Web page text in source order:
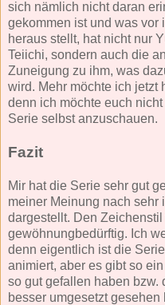
sich nämlich nicht daran
gekommen ist und was vor
heraus stellt, hat nicht nur
Teiichi, sondern auch die
Zuneigung zu ihm, was
wird. Mehr möchte ich jetzt
denn ich möchte euch
Serie selbst anzuschauen.
Fazit
Mir hat die Serie sehr gut
meiner Meinung nach
dargestellt. Den
gewöhnungbedürftig. Ich
denn eigentlich ist die
animiert, aber es gibt so
so gut gefallen haben bzw.
besser umgesetzt